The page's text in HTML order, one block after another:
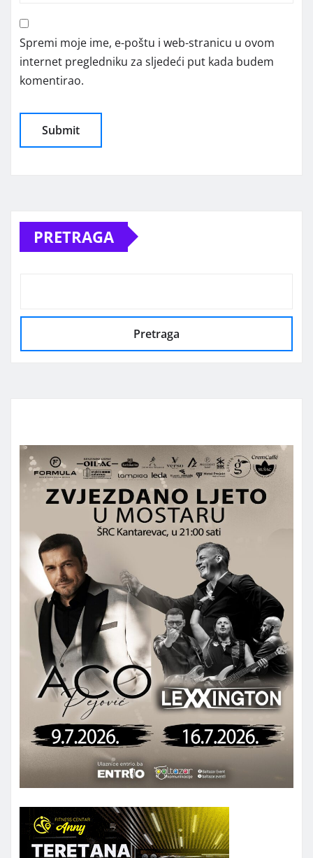
Spremi moje ime, e-poštu i web-stranicu u ovom
internet pregledniku za sljedeći put kada budem
komentirao.
PRETRAGA
Pretraga